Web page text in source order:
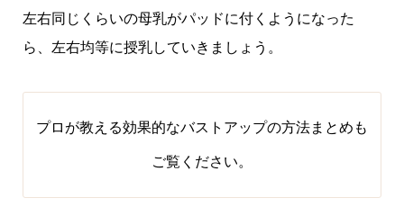
左右同じくらいの母乳がパッドに付くようになった
ら、左右均等に授乳していきましょう。
プロが教える効果的なバストアップの方法まとめ も
ご覧ください。